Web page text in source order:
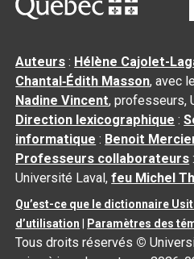
Auteurs : Hélène Cajolet-
Chantal‑Édith Masson, avec
Nadine Vincent, professeurs,
Direction lexicographique :
informatique : Benoit
Professeurs collaborateurs
Université Laval,feu Michel
Qu’est-ce que le dictionnaire
d’utilisation
Paramètres des
Tous droits réservés ©